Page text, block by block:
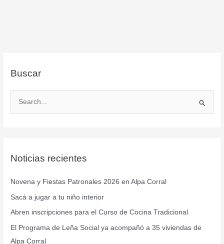
Buscar
a
p
o
r
:
Noticias recientes
Novena y Fiestas Patronales 2026 en Alpa Corral
Sacá a jugar a tu niño interior
Abren inscripciones para el Curso de Cocina Tradicional
El Programa de Leña Social ya acompañó a 35 viviendas de
Alpa Corral